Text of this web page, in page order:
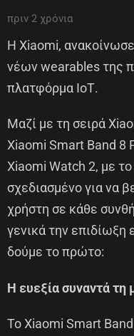
πριν 2 χρόνια
Η Xiaomi,
νέων wearables της
πλατφόρμα ΙοΤ.
Μαζί με τη σειρά
Xiaomi Smart Band 8
Xiaomi Watch 2, με
σχεδιασμένο για να
χρήστη σε κάθε
γενικά την επιδίωξη
δούμε το πρώτο:
Η ευεξία συναντά τη
To Xiaomi Smart